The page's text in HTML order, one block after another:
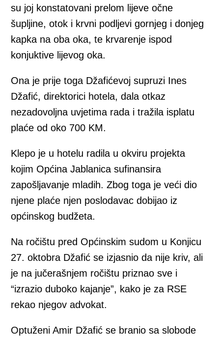
su joj konstatovani prelom lijeve očne
šupljine, otok i krvni podljevi gornjeg i donjeg
kapka na oba oka, te krvarenje ispod
konjuktive lijevog oka.
Ona je prije toga Džafićevoj supruzi Ines
Džafić, direktorici hotela, dala otkaz
nezadovoljna uvjetima rada i tražila isplatu
plaće od oko 700 KM.
Klepo je u hotelu radila u okviru projekta
kojim Općina Jablanica sufinansira
zapošljavanje mladih. Zbog toga je veći dio
njene plaće njen poslodavac dobijao iz
općinskog budžeta.
Na ročištu pred Općinskim sudom u Konjicu
27. oktobra Džafić se izjasnio da nije kriv, ali
je na jučerašnjem ročištu priznao sve i
“izrazio duboko kajanje”, kako je za RSE
rekao njegov advokat.
Optuženi Amir Džafić se branio sa slobode